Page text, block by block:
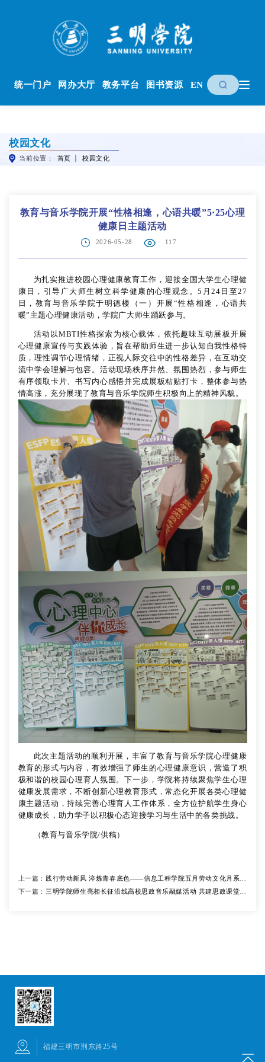
统一门户 网办大厅 教务平台 图书资源 EN
校园文化
当前位置： 首页 校园文化
教育与音乐学院开展“性格相逢，心语共暖”5·25心理
健康日主题活动
2026-05-28 117
为扎实推进校园心理健康教育工作，迎接全国大学生心理健
康日，引导广大师生树立科学健康的心理观念。5月24日至27
日，教育与音乐学院于明德楼（一）开展“性格相逢，心语共
暖”主题心理健康活动，学院广大师生踊跃参与。
活动以MBTI性格探索为核心载体，依托趣味互动展板开展
心理健康宣传与实践体验，旨在帮助师生进一步认知自我性格特
质，理性调节心理情绪，正视人际交往中的性格差异，在互动交
流中学会理解与包容。活动现场秩序井然、氛围热烈，参与师生
有序领取卡片、书写内心感悟并完成展板粘贴打卡，整体参与热
情高涨，充分展现了教育与音乐学院师生积极向上的精神风貌。
此次主题活动的顺利开展，丰富了教育与音乐学院心理健康
教育的形式与内容，有效增强了师生的心理健康意识，营造了积
极和谐的校园心理育人氛围。下一步，学院将持续聚焦学生心理
健康发展需求，不断创新心理教育形式，常态化开展各类心理健
康主题活动，持续完善心理育人工作体系，全方位护航学生身心
健康成长，助力学子以积极心态迎接学习与生活中的各类挑战。
（教育与音乐学院/供稿）
上一篇： 践行劳动新风 淬炼青春底色——信息工程学院五月劳动文化月系列
活动圆满落幕
下一篇： 三明学院师生亮相长征沿线高校思政音乐融媒活动 共建思政课堂联
福建三明市荆东路25号